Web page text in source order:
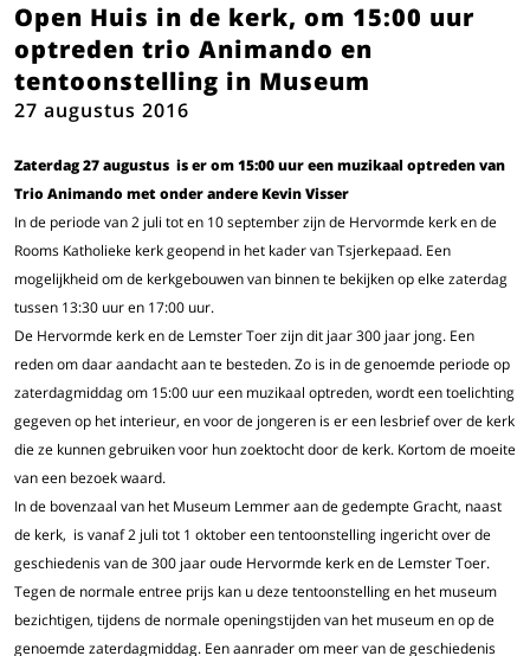
Open Huis in de kerk, om 15:00 uur
optreden trio Animando en
tentoonstelling in Museum
27 augustus 2016
Zaterdag 27 augustus is er om 15:00 uur een muzikaal optreden van
Trio Animando met onder andere Kevin Visser
In de periode van 2 juli tot en 10 september zijn de Hervormde kerk en de
Rooms Katholieke kerk geopend in het kader van Tsjerkepaad. Een
mogelijkheid om de kerkgebouwen van binnen te bekijken op elke zaterdag
tussen 13:30 uur en 17:00 uur.
De Hervormde kerk en de Lemster Toer zijn dit jaar 300 jaar jong. Een
reden om daar aandacht aan te besteden. Zo is in de genoemde periode op
zaterdagmiddag om 15:00 uur een muzikaal optreden, wordt een toelichting
gegeven op het interieur, en voor de jongeren is er een lesbrief over de kerk
die ze kunnen gebruiken voor hun zoektocht door de kerk. Kortom de moeite
van een bezoek waard.
In de bovenzaal van het Museum Lemmer aan de gedempte Gracht, naast
de kerk, is vanaf 2 juli tot 1 oktober een tentoonstelling ingericht over de
geschiedenis van de 300 jaar oude Hervormde kerk en de Lemster Toer.
Tegen de normale entree prijs kan u deze tentoonstelling en het museum
bezichtigen, tijdens de normale openingstijden van het museum en op de
genoemde zaterdagmiddag. Een aanrader om meer van de geschiedenis